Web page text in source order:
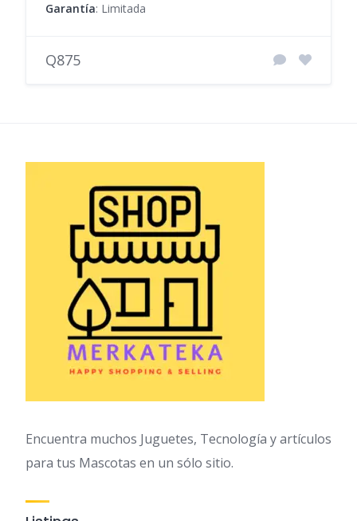
Garantía: Limitada
Q875
Encuentra muchos Juguetes, Tecnología y artículos
para tus Mascotas en un sólo sitio.